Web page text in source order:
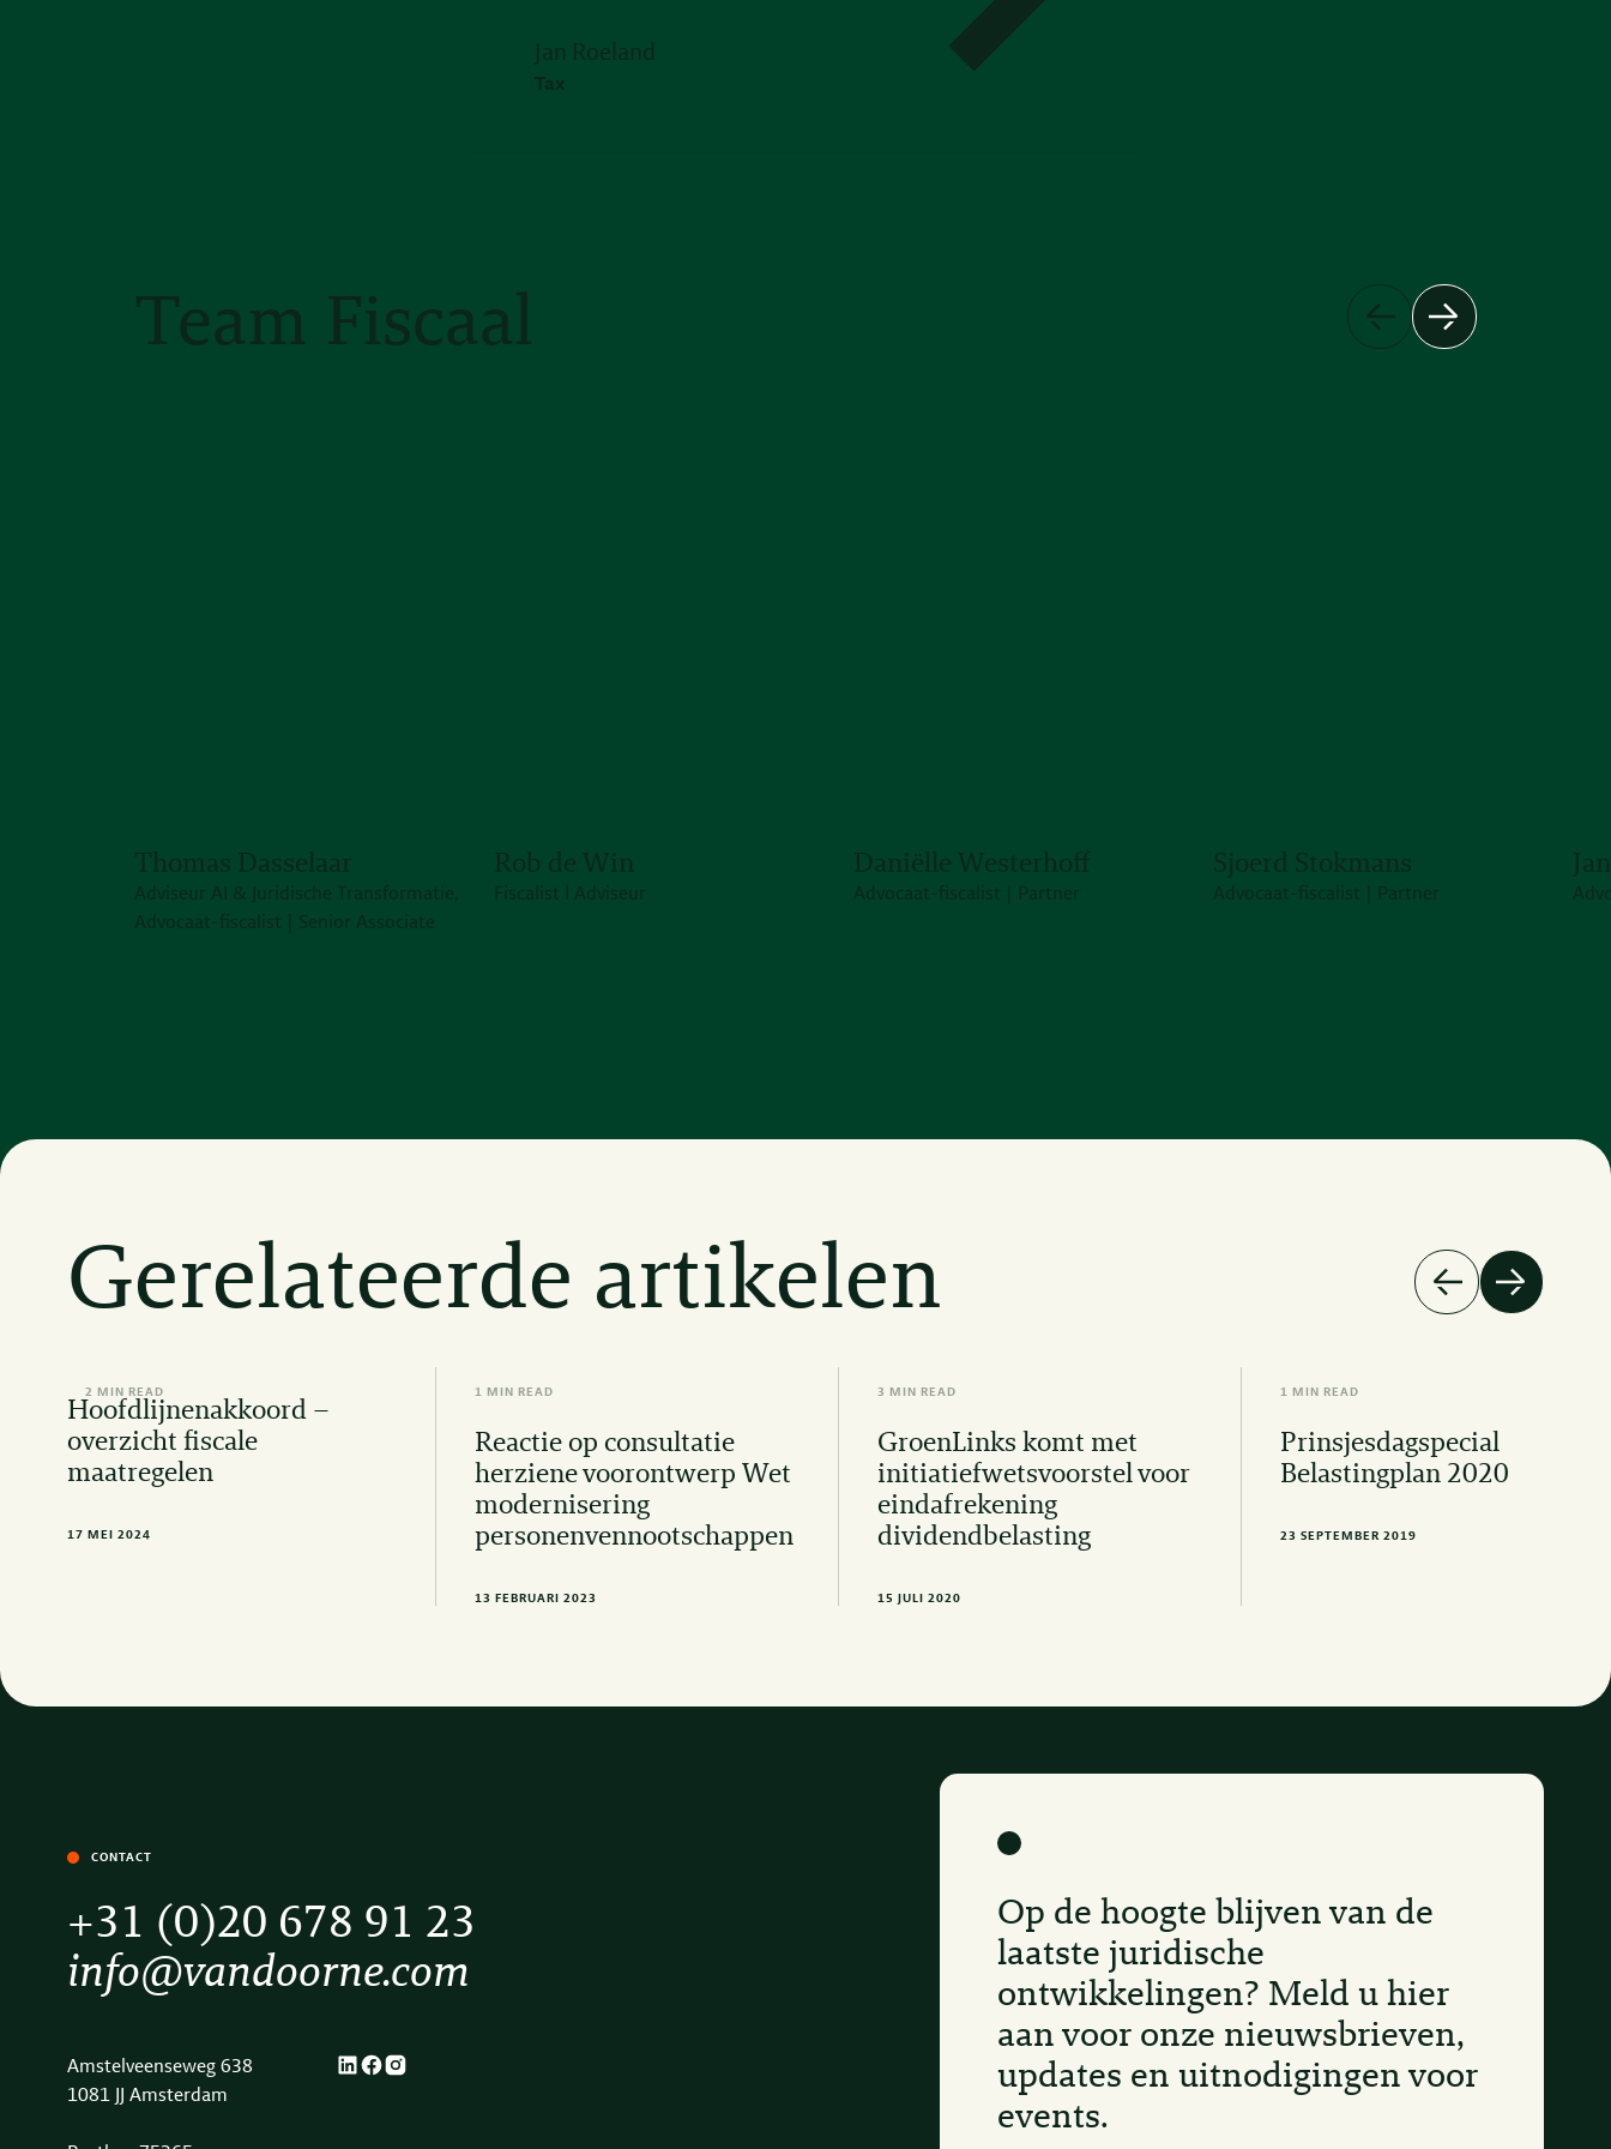
Jan Roeland
Tax
Team Fiscaal
Thomas Dasselaar
Adviseur AI & Juridische Transformatie,
Advocaat-fiscalist | Senior Associate
Rob de Win
Fiscalist Ι Adviseur
Daniëlle Westerhoff
Advocaat-fiscalist | Partner
Sjoerd Stokmans
Advocaat-fiscalist | Partner
Gerelateerde artikelen
2 MIN READ
Hoofdlijnenakkoord –
overzicht fiscale
maatregelen
17 MEI 2024
1 MIN READ
Reactie op consultatie
herziene voorontwerp Wet
modernisering
personenvennootschappen
13 FEBRUARI 2023
3 MIN READ
GroenLinks komt met
initiatiefwetsvoorstel voor
eindafrekening
dividendbelasting
15 JULI 2020
1 MIN READ
Prinsjesdagspecial
Belastingplan 2020
23 SEPTEMBER 2019
CONTACT
+31 (0)20 678 91 23
info@vandoorne.com
Amstelveenseweg 638
1081 JJ Amsterdam
Op de hoogte blijven van de
laatste juridische
ontwikkelingen? Meld u hier
aan voor onze nieuwsbrieven,
updates en uitnodigingen voor
events.